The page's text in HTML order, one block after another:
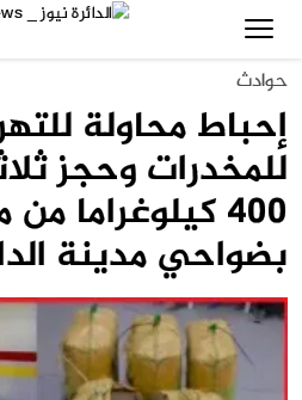
حوادث
إحباط محاولة
للمخدرات وحجز
400 كيلوغراما
بضواحي مدينة